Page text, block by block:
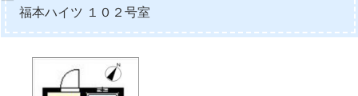
福本ハイツ １０２号室